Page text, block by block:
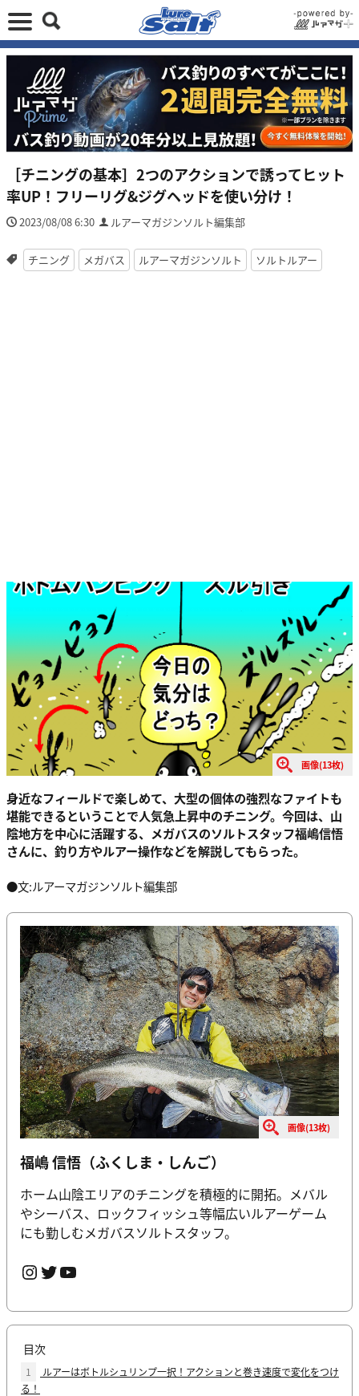
［チニングの基本］2つのアクションで誘ってヒット
率UP！フリーリグ&ジグヘッドを使い分け！
2023/08/08 6:30 ルアーマガジンソルト編集部
チニング メガバス ルアーマガジンソルト ソルトルアー
画像(13枚)
身近なフィールドで楽しめて、大型の個体の強烈なファイトも
堪能できるということで人気急上昇中のチニング。今回は、山
陰地方を中心に活躍する、メガバスのソルトスタッフ福嶋信悟
さんに、釣り方やルアー操作などを解説してもらった。
●文:ルアーマガジンソルト編集部
画像(13枚)
福嶋 信悟 （ふくしま・しんご）
ホーム山陰エリアのチニングを積極的に開拓。メバル
やシーバス、ロックフィッシュ等幅広いルアーゲーム
にも勤しむメガバスソルトスタッフ。
InstagramTwitter YouTube
目次
1
ルアーはボトルシュリンプ一択！アクションと巻き速度で変化をつけ
る！